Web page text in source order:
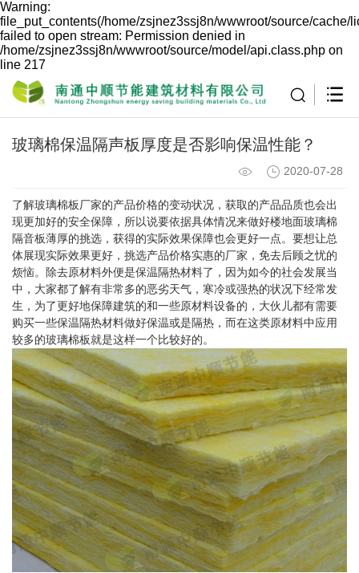
Warning:
file_put_contents(/home/zsjnez3ssj8n/wwwroot/source/cache/
failed to open stream: Permission denied in
/home/zsjnez3ssj8n/wwwroot/source/model/api.class.php on
line 217
玻璃棉保温隔声板厚度是否影响保温性能？
2020-07-28
了解玻璃棉板厂家的产品价格的变动状况，获取的产品品质也会出
现更加好的安全保障，所以说要依据具体情况来做好楼地面玻璃棉
隔音板薄厚的挑选，获得的实际效果保障也会更好一点。要想让总
体展现实际效果更好，挑选产品价格实惠的厂家，免去后顾之忧的
烦恼。除去原材料外便是保温隔热材料了，因为如今的社会发展当
中，大家都了解有非常多的恶劣天气，寒冷或强热的状况下经常发
生，为了更好地保障建筑的和一些原材料设备的，大伙儿都有需要
购买一些保温隔热材料做好保温或是隔热，而在这类原材料中应用
较多的玻璃棉板就是这样一个比较好的。